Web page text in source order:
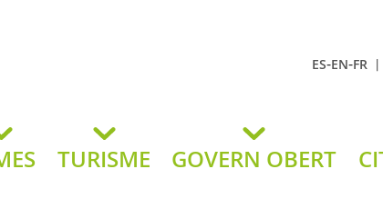
ES-EN-FR
TURISME GOVERN OBERT